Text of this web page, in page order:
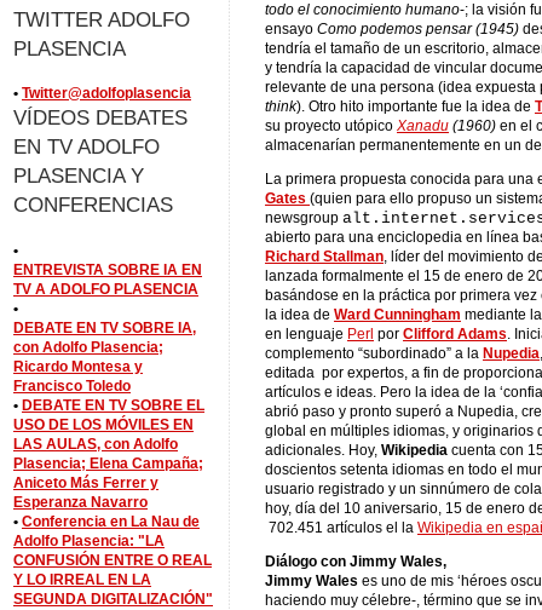
todo el conocimiento humano-; la visión
ensayo Como podemos pensar (1945)
tendría el tamaño de un escritorio,
y tendría la capacidad de vincular
relevante de una persona (idea
think). Otro hito importante fue la idea de
su proyecto utópico Xanadu (1960) en el
almacenarían permanentemente en un
La primera propuesta conocida para
Gates (quien para ello propuso un
newsgroup
abierto para una enciclopedia en línea
Richard Stallman, líder del movimiento
lanzada formalmente el 15 de enero de
basándose en la práctica por primera
la idea de Ward Cunningham mediante
en lenguaje Perl por Clifford Adams.
complemento “subordinado” a la Nupedia
editada por expertos, a fin de
artículos e ideas. Pero la idea de la
abrió paso y pronto superó a Nupedia,
global en múltiples idiomas, y originarios
adicionales. Hoy, Wikipedia cuenta con
doscientos setenta idiomas en todo el
usuario registrado y un sinnúmero de
hoy, día del 10 aniversario, 15 de enero
702.451 artículos el la Wikipedia en
Diálogo con Jimmy Wales,
Jimmy Wales es uno de mis ‘héroes
haciendo muy célebre-, término que se
TWITTER ADOLFO
PLASENCIA
• Twitter@adolfoplasencia
VÍDEOS DEBATES
EN TV ADOLFO
PLASENCIA Y
CONFERENCIAS
•
ENTREVISTA SOBRE IA EN
TV A ADOLFO PLASENCIA
•
DEBATE EN TV SOBRE IA,
con Adolfo Plasencia;
Ricardo Montesa y
Francisco Toledo
• DEBATE EN TV SOBRE EL
USO DE LOS MÓVILES EN
LAS AULAS, con Adolfo
Plasencia; Elena Campaña;
Aniceto Más Ferrer y
Esperanza Navarro
• Conferencia en La Nau de
Adolfo Plasencia: "LA
CONFUSIÓN ENTRE O REAL
Y LO IRREAL EN LA
SEGUNDA DIGITALIZACIÓN"